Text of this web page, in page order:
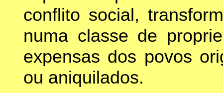
conflito social,
numa classe de
expensas dos povos
ou aniquilados.